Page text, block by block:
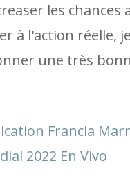
les chances
à l'action réelle,
une très
Francia
2022 En Vivo